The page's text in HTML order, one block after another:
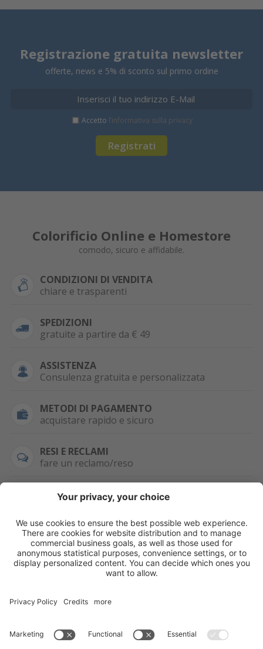
Registrazione gratuita newsletter
offerte, news e 5% di sconto sul primo ordine
Registrati
Accetto l’informativa sulla privacy
Colorificio Online e Homestore
comodo, sicuro e affidabile.
CONDIZIONI DI VENDITA
chiare e trasparenti
SPEDIZIONI
gratuite a partire da € 49
ASSISTENZA
Consulenza gratuita e personalizzata
METODI DI PAGAMENTO
acquistare rapido e sicuro
RESI E RECLAMI
fare un reclamo/reso
SEMPRE DISPONIBILE
0471 506798
WHATSAPP
+39 376 2951129
HAI LA PARTITA
IVA?
Per ordini, offerte,
prezzi speciali e
ulteriori articoli